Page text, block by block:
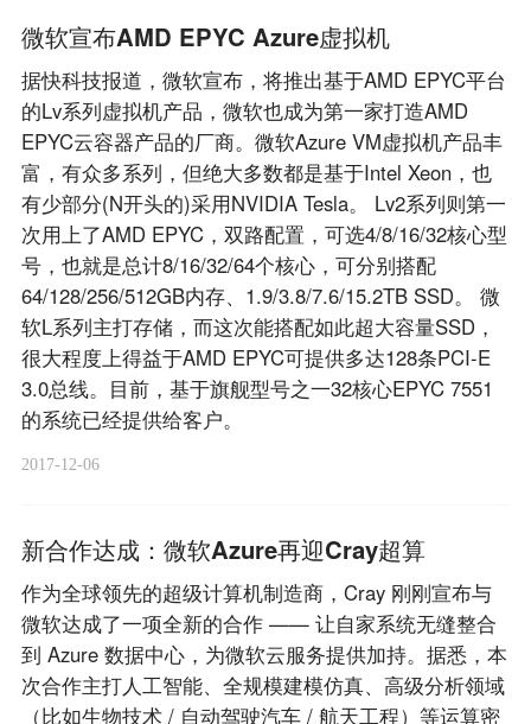
微软宣布AMD EPYC Azure虚拟机
据快科技报道，微软宣布，将推出基于AMD EPYC平台
的Lv系列虚拟机产品，微软也成为第一家打造AMD
EPYC云容器产品的厂商。微软Azure VM虚拟机产品丰
富，有众多系列，但绝大多数都是基于Intel Xeon，也
有少部分(N开头的)采用NVIDIA Tesla。 Lv2系列则第一
次用上了AMD EPYC，双路配置，可选4/8/16/32核心型
号，也就是总计8/16/32/64个核心，可分别搭配
64/128/256/512GB内存、1.9/3.8/7.6/15.2TB SSD。 微
软L系列主打存储，而这次能搭配如此超大容量SSD，
很大程度上得益于AMD EPYC可提供多达128条PCI-E
3.0总线。目前，基于旗舰型号之一32核心EPYC 7551
的系统已经提供给客户。
2017-12-06
新合作达成：微软Azure再迎Cray超算
作为全球领先的超级计算机制造商，Cray 刚刚宣布与
微软达成了一项全新的合作 —— 让自家系统无缝整合
到 Azure 数据中心，为微软云服务提供加持。据悉，本
次合作主打人工智能、全规模建模仿真、高级分析领域
（比如生物技术 / 自动驾驶汽车 / 航天工程）等运算密